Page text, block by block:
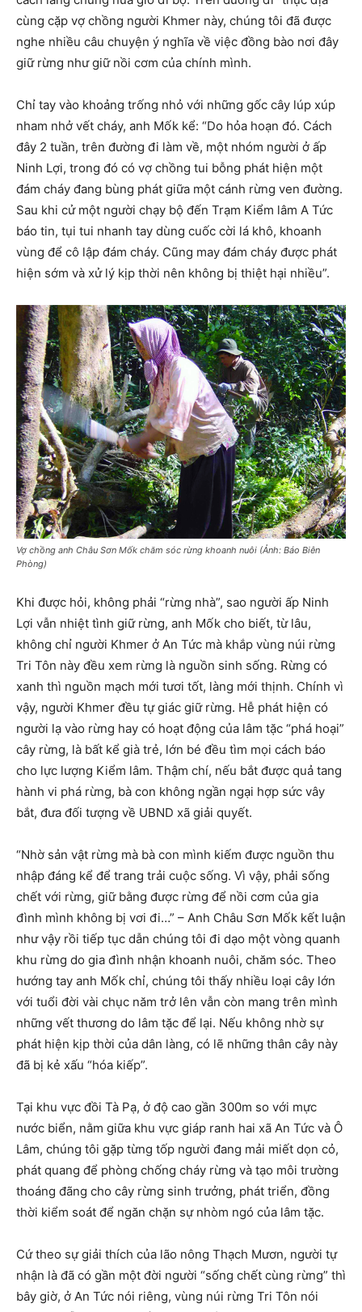
cùng cặp vợ chồng người Khmer này, chúng tôi đã được
nghe nhiều câu chuyện ý nghĩa về việc đồng bào nơi đây
giữ rừng như giữ nồi cơm của chính mình.
Chỉ tay vào khoảng trống nhỏ với những gốc cây lúp xúp
nham nhở vết cháy, anh Mốk kể: “Do hỏa hoạn đó. Cách
đây 2 tuần, trên đường đi làm về, một nhóm người ở ấp
Ninh Lợi, trong đó có vợ chồng tui bỗng phát hiện một
đám cháy đang bùng phát giữa một cánh rừng ven đường.
Sau khi cử một người chạy bộ đến Trạm Kiểm lâm A Tức
báo tin, tụi tui nhanh tay dùng cuốc cời lá khô, khoanh
vùng để cô lập đám cháy. Cũng may đám cháy được phát
hiện sớm và xử lý kịp thời nên không bị thiệt hại nhiều”.
Vợ chồng anh Châu Sơn Mốk chăm sóc rừng khoanh nuôi (Ảnh: Báo Biên
Phòng)
Khi được hỏi, không phải “rừng nhà”, sao người ấp Ninh
Lợi vẫn nhiệt tình giữ rừng, anh Mốk cho biết, từ lâu,
không chỉ người Khmer ở An Tức mà khắp vùng núi rừng
Tri Tôn này đều xem rừng là nguồn sinh sống. Rừng có
xanh thì nguồn mạch mới tươi tốt, làng mới thịnh. Chính vì
vậy, người Khmer đều tự giác giữ rừng. Hễ phát hiện có
người lạ vào rừng hay có hoạt động của lâm tặc “phá hoại”
cây rừng, là bất kể già trẻ, lớn bé đều tìm mọi cách báo
cho lực lượng Kiểm lâm. Thậm chí, nếu bắt được quả tang
hành vi phá rừng, bà con không ngần ngại hợp sức vây
bắt, đưa đối tượng về UBND xã giải quyết.
“Nhờ sản vật rừng mà bà con mình kiếm được nguồn thu
nhập đáng kể để trang trải cuộc sống. Vì vậy, phải sống
chết với rừng, giữ bằng được rừng để nồi cơm của gia
đình mình không bị vơi đi…” – Anh Châu Sơn Mốk kết luận
như vậy rồi tiếp tục dẫn chúng tôi đi dạo một vòng quanh
khu rừng do gia đình nhận khoanh nuôi, chăm sóc. Theo
hướng tay anh Mốk chỉ, chúng tôi thấy nhiều loại cây lớn
với tuổi đời vài chục năm trở lên vẫn còn mang trên mình
những vết thương do lâm tặc để lại. Nếu không nhờ sự
phát hiện kịp thời của dân làng, có lẽ những thân cây này
đã bị kẻ xấu “hóa kiếp”.
Tại khu vực đồi Tà Pạ, ở độ cao gần 300m so với mực
nước biển, nằm giữa khu vực giáp ranh hai xã An Tức và Ô
Lâm, chúng tôi gặp từng tốp người đang mải miết dọn cỏ,
phát quang để phòng chống cháy rừng và tạo môi trường
thoáng đãng cho cây rừng sinh trưởng, phát triển, đồng
thời kiểm soát để ngăn chặn sự nhòm ngó của lâm tặc.
Cứ theo sự giải thích của lão nông Thạch Mươn, người tự
nhận là đã có gần một đời người “sống chết cùng rừng” thì
bây giờ, ở An Tức nói riêng, vùng núi rừng Tri Tôn nói